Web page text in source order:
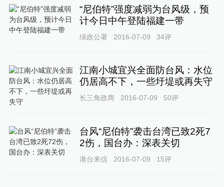
“尼伯特”强度减弱为台风级，预
计今日中午登陆福建一带
绿政公署 2016-07-09 34评
江南小城宜兴全面防台风：水位
仍居高不下，一些圩堤或再失守
长三角政商 2016-07-09 50评
台风“尼伯特”袭击台湾已致2死7
2伤，国台办：深表关切
港台来信 2016-07-09 15评